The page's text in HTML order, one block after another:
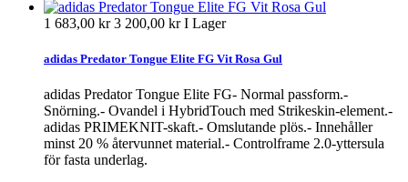
1 683,00 kr3 200,00 krI Lager
adidas Predator Tongue Elite FG Vit Rosa Gul
adidas Predator Tongue Elite FG- Normal passform.-
Snörning.- Ovandel i HybridTouch med Strikeskin-element.-
adidas PRIMEKNIT-skaft.- Omslutande plös.- Innehåller
minst 20 % återvunnet material.- Controlframe 2.0-yttersula
för fasta underlag.